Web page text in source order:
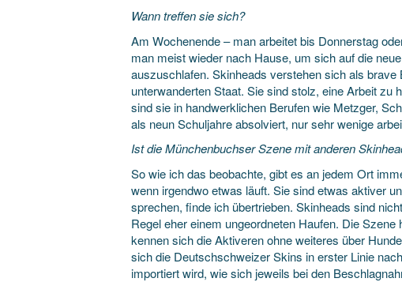
Wann treffen sie sich?
Am Wochenende – man arbeitet bis Donnerstag
man meist wieder nach Hause, um sich auf die
auszuschlafen. Skinheads verstehen sich als
unterwanderten Staat. Sie sind stolz, eine Arbeit
sind sie in handwerklichen Berufen wie Metzger,
als neun Schuljahre absolviert, nur sehr wenige
Ist die Münchenbuchser Szene mit anderen
So wie ich das beobachte, gibt es an jedem Ort
wenn irgendwo etwas läuft. Sie sind etwas aktiver
sprechen, finde ich übertrieben. Skinheads sind
Regel eher einem ungeordneten Haufen. Die
kennen sich die Aktiveren ohne weiteres über
sich die Deutschschweizer Skins in erster Linie
importiert wird, wie sich jeweils bei den